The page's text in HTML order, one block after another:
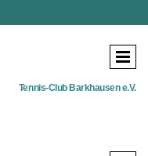
Tennis-Club Barkhausen e.V.